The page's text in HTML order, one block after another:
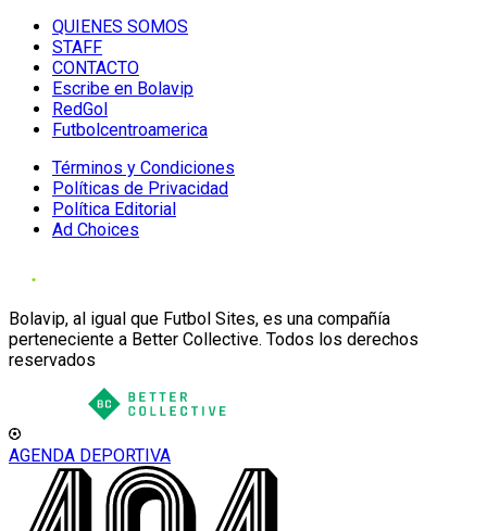
QUIENES SOMOS
STAFF
CONTACTO
Escribe en Bolavip
RedGol
Futbolcentroamerica
Términos y Condiciones
Políticas de Privacidad
Política Editorial
Ad Choices
Bolavip, al igual que Futbol Sites, es una compañía
perteneciente a Better Collective. Todos los derechos
reservados
AGENDA DEPORTIVA